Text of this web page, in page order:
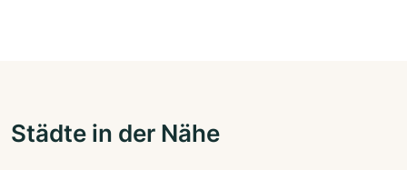
Städte in der Nähe